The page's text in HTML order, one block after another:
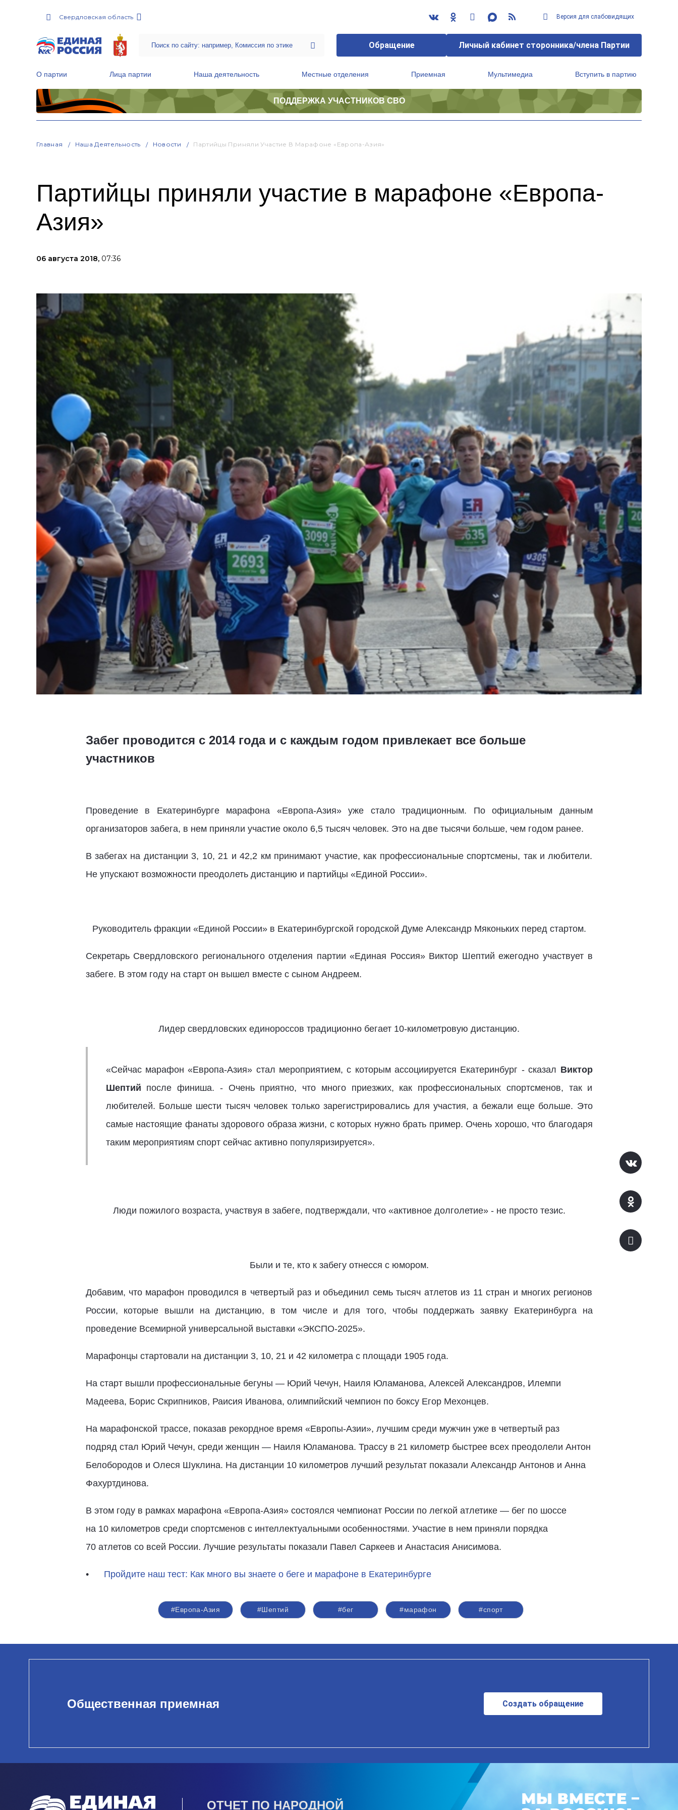
Свердловская область Версия для слабовидящих
Обращение Личный кабинет сторонника/члена Партии
О партии Лица партии Наша деятельность Местные отделения Приемная Мультимедиа Вступить в партию
ПОДДЕРЖКА УЧАСТНИКОВ СВО
Главная Наша Деятельность Новости Партийцы Приняли Участие В Марафоне «Европа-Азия»
Партийцы приняли участие в марафоне «Европа-
Азия»
06 августа 2018, 07:36
Забег проводится с 2014 года и с каждым годом привлекает все больше
участников
Проведение в Екатеринбурге марафона «Европа-Азия» уже стало традиционным. По официальным данным
организаторов забега, в нем приняли участие около 6,5 тысяч человек. Это на две тысячи больше, чем годом ранее.
В забегах на дистанции 3, 10, 21 и 42,2 км принимают участие, как профессиональные спортсмены, так и любители.
Не упускают возможности преодолеть дистанцию и партийцы «Единой России».
Руководитель фракции «Единой России» в Екатеринбургской городской Думе Александр Мяконьких перед стартом.
Секретарь Свердловского регионального отделения партии «Единая Россия» Виктор Шептий ежегодно участвует в
забеге. В этом году на старт он вышел вместе с сыном Андреем.
Лидер свердловских единороссов традиционно бегает 10-километровую дистанцию.
«Сейчас марафон «Европа-Азия» стал мероприятием, с которым ассоциируется Екатеринбург - сказал Виктор
Шептий после финиша. - Очень приятно, что много приезжих, как профессиональных спортсменов, так и
любителей. Больше шести тысяч человек только зарегистрировались для участия, а бежали еще больше. Это
самые настоящие фанаты здорового образа жизни, с которых нужно брать пример. Очень хорошо, что благодаря
таким мероприятиям спорт сейчас активно популяризируется».
Люди пожилого возраста, участвуя в забеге, подтверждали, что «активное долголетие» - не просто тезис.
Были и те, кто к забегу отнесся с юмором.
Добавим, что марафон проводился в четвертый раз и объединил семь тысяч атлетов из 11 стран и многих регионов
России, которые вышли на дистанцию, в том числе и для того, чтобы поддержать заявку Екатеринбурга на
проведение Всемирной универсальной выставки «ЭКСПО-2025».
Марафонцы стартовали на дистанции 3, 10, 21 и 42 километра с площади 1905 года.
На старт вышли профессиональные бегуны — Юрий Чечун, Наиля Юламанова, Алексей Александров, Илемпи
Мадеева, Борис Скрипников, Раисия Иванова, олимпийский чемпион по боксу Егор Мехонцев.
На марафонской трассе, показав рекордное время «Европы-Азии», лучшим среди мужчин уже в четвертый раз
подряд стал Юрий Чечун, среди женщин — Наиля Юламанова. Трассу в 21 километр быстрее всех преодолели Антон
Белобородов и Олеся Шуклина. На дистанции 10 километров лучший результат показали Александр Антонов и Анна
Фахуртдинова.
В этом году в рамках марафона «Европа-Азия» состоялся чемпионат России по легкой атлетике — бег по шоссе
на 10 километров среди спортсменов с интеллектуальными особенностями. Участие в нем приняли порядка
70 атлетов со всей России. Лучшие результаты показали Павел Саркеев и Анастасия Анисимова.
Пройдите наш тест: Как много вы знаете о беге и марафоне в Екатеринбурге
#Европа-Азия #Шептий #бег #марафон #спорт
Общественная приемная Создать обращение
ОТЧЕТ ПО НАРОДНОЙ